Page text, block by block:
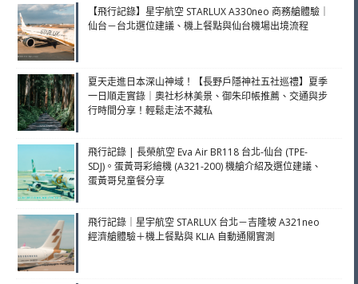
【飛行記錄】星宇航空 STARLUX A330neo 商務艙體驗｜
仙台－台北選位建議、機上餐點與仙台機場出境流程
夏天走進日本深山神域！【長野戶隱神社五社巡禮】夏季
一日順走實錄｜奧社杉林美景、御朱印帳推薦、交通與步
行時間分享！輕鬆走法不藏私
飛行記錄 | 長榮航空 Eva Air BR118 台北-仙台 (TPE-
SDJ)。蛋黃哥彩繪機 (A321-200) 機艙介紹及選位建議、
蛋黃哥兒童餐分享
飛行記錄｜星宇航空 STARLUX 台北－吉隆坡 A321neo
經濟艙體驗＋機上餐點與 KLIA 自動通關實測